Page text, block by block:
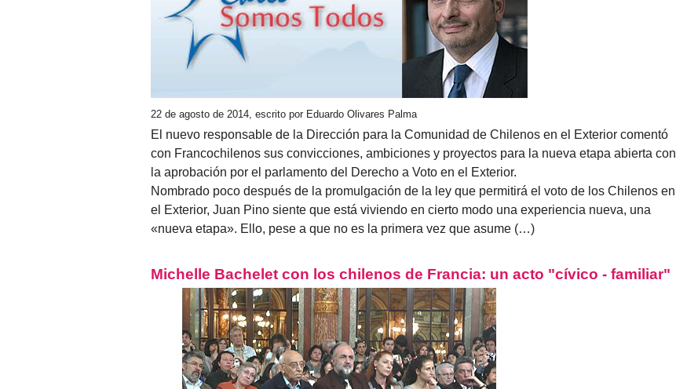
22 de agosto de 2014, escrito por Eduardo Olivares Palma
El nuevo responsable de la Dirección para la Comunidad de Chilenos en el Exterior comentó
con Francochilenos sus convicciones, ambiciones y proyectos para la nueva etapa abierta con
la aprobación por el parlamento del Derecho a Voto en el Exterior.
Nombrado poco después de la promulgación de la ley que permitirá el voto de los Chilenos en
el Exterior, Juan Pino siente que está viviendo en cierto modo una experiencia nueva, una
«nueva etapa». Ello, pese a que no es la primera vez que asume (…)
Michelle Bachelet con los chilenos de Francia: un acto "cívico - familiar"